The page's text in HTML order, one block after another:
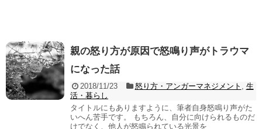
親の怒り方が原因で怒鳴り声がトラウマ
になった話
2018/11/23 怒り方・アンガーマネジメント , 生
活・暮らし
タイトルにもありますように、筆者自身怒鳴り声がた
いへん苦手です。 もちろん、自分に向けられるものだ
けでなく、他人が怒鳴られている光景を